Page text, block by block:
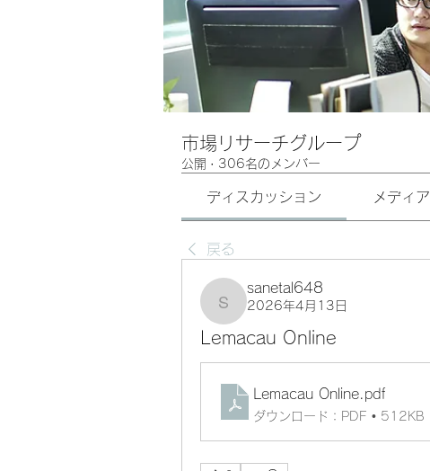
市場リサーチグループ
公開 · 306名のメンバー
ディスカッション メディア
戻る
sanetal648
sanetal648
2026年4月13日
Lemacau Online
Lemacau Online .pdf
ダウンロード：PDF • 512KB